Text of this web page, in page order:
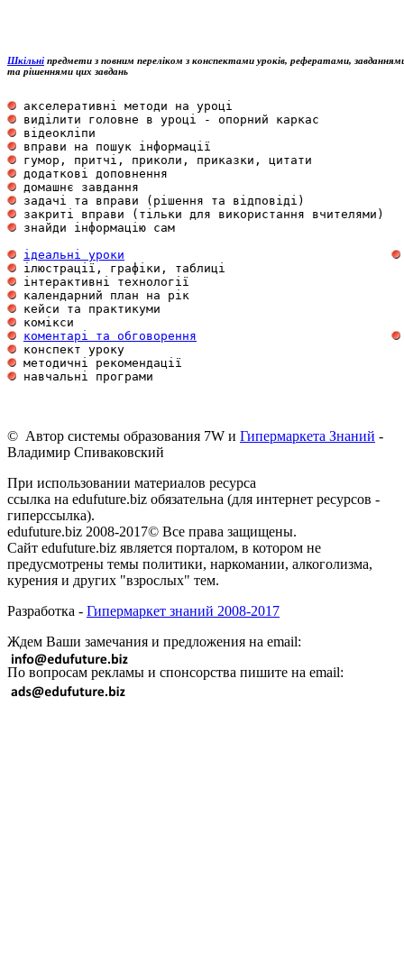
Шкільні предмети з повним переліком з конспектами уроків, рефератами,
та рішеннями цих завдань
акселеративні методи на
виділити головне в уроці - опорний
вправи на пошук
гумор, притчі, приколи, приказки,
додаткові
домашнє
задачі та вправи (рішення та
закриті вправи (тільки для використання
знайди інформацію
ідеальні уроки
ілюстрації, графіки,
інтерактивні
календарний план на
кейси та
коментарі та обговорення
конспект
методичні
навчальні
© Автор системы образования 7W и Гипермаркета Знаний -
Владимир Спиваковский
При использовании материалов ресурса
ссылка на edufuture.biz обязательна (для интернет ресурсов -
гиперссылка).
edufuture.biz 2008-2017© Все права защищены.
Сайт edufuture.biz является порталом, в котором не
предусмотрены темы политики, наркомании, алкоголизма,
курения и других "взрослых" тем.
Разработка - Гипермаркет знаний 2008-2017
Ждем Ваши замечания и предложения на email:
По вопросам рекламы и спонсорства пишите на email: